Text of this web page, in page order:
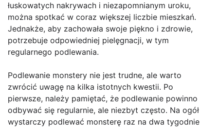
łuskowatych nakrywach i niezapomnianym uroku,
można spotkać w coraz większej liczbie mieszkań.
Jednakże, aby zachowała swoje piękno i zdrowie,
potrzebuje odpowiedniej pielęgnacji, w tym
regularnego podlewania.
Podlewanie monstery nie jest trudne, ale warto
zwrócić uwagę na kilka istotnych kwestii. Po
pierwsze, należy pamiętać, że podlewanie powinno
odbywać się regularnie, ale niezbyt często. Na ogół
wystarczy podlewać monsterę raz na dwa tygodnie